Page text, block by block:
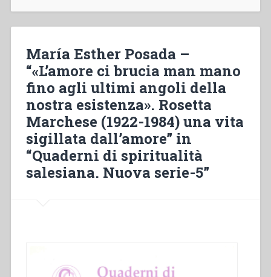
peculiare
di
crescita
nell’amore.
Aspetti
psicodinamici
e
relazionali
coinvolti
in
“quaderni
María Esther Posada –
“«L’amore ci brucia man mano
fino agli ultimi angoli della
nostra esistenza». Rosetta
Marchese (1922-1984) una vita
sigillata dall’amore” in
“Quaderni di spiritualità
salesiana. Nuova serie-5”